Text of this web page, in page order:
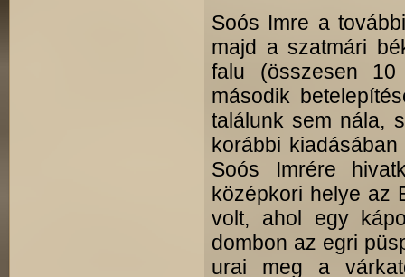
Soós Imre a
majd a szatmári
falu (összesen
második
találunk sem nála,
korábbi
Soós Imrére
középkori helye az
volt, ahol egy
dombon az egri
urai meg a